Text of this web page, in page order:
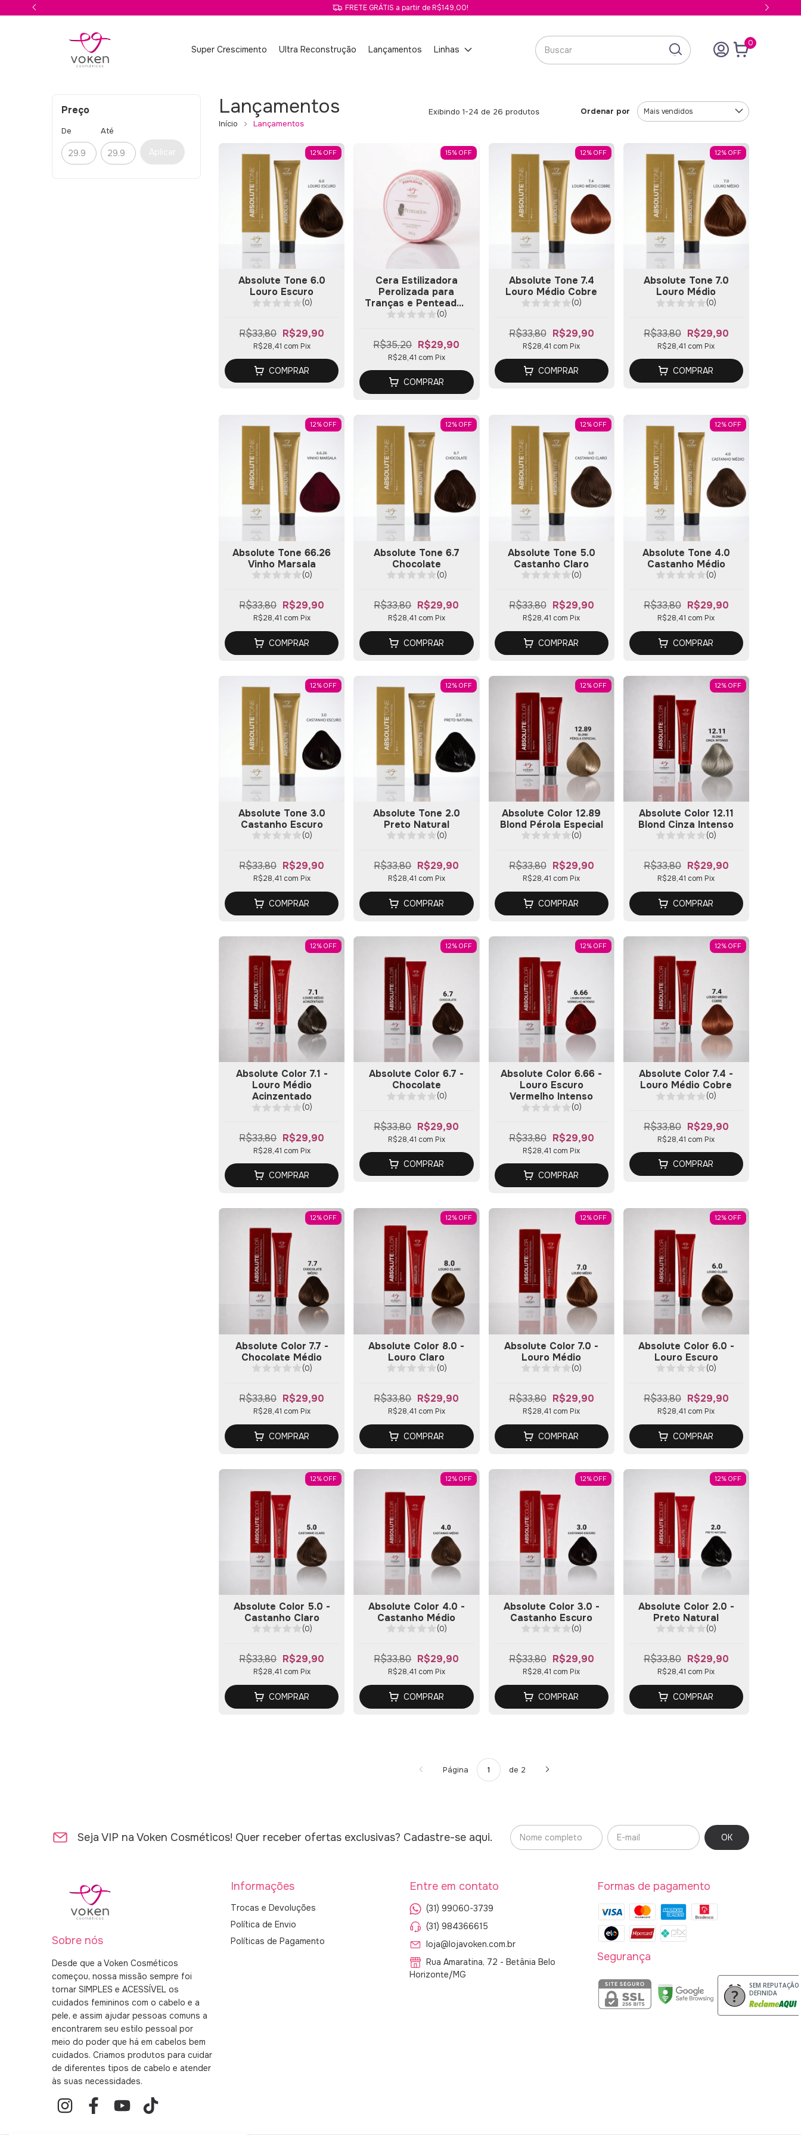
FRETE GRÁTIS a partir de R$149,00!
Super Crescimento Ultra Reconstrução Lançamentos Linhas
0
Preço
De Até
Aplicar
Lançamentos
Início Lançamentos
Exibindo 1-24 de 26 produtos Ordenar por
12%OFF
Absolute Tone 6.0
Louro Escuro
(0)
R$33,80 R$29,90
R$28,41 com Pix
COMPRAR
15% OFF
Cera Estilizadora
Perolizada para
Tranças e Penteados
150g
(0)
R$35,20 R$29,90
R$28,41 com Pix
COMPRAR
12% OFF
Absolute Tone 7.4
Louro Médio Cobre
(0)
R$33,80 R$29,90
R$28,41 com Pix
COMPRAR
12% OFF
Absolute Tone 7.0
Louro Médio
(0)
R$33,80 R$29,90
R$28,41 com Pix
COMPRAR
12%OFF
Absolute Tone 66.26
Vinho Marsala
(0)
R$33,80 R$29,90
R$28,41 com Pix
COMPRAR
12% OFF
Absolute Tone 6.7
Chocolate
(0)
R$33,80 R$29,90
R$28,41 com Pix
COMPRAR
12% OFF
Absolute Tone 5.0
Castanho Claro
(0)
R$33,80 R$29,90
R$28,41 com Pix
COMPRAR
12% OFF
Absolute Tone 4.0
Castanho Médio
(0)
R$33,80 R$29,90
R$28,41 com Pix
COMPRAR
12%OFF
Absolute Tone 3.0
Castanho Escuro
(0)
R$33,80 R$29,90
R$28,41 com Pix
COMPRAR
12% OFF
Absolute Tone 2.0
Preto Natural
(0)
R$33,80 R$29,90
R$28,41 com Pix
COMPRAR
12% OFF
Absolute Color 12.89
Blond Pérola Especial
(0)
R$33,80 R$29,90
R$28,41 com Pix
COMPRAR
12% OFF
Absolute Color 12.11
Blond Cinza Intenso
(0)
R$33,80 R$29,90
R$28,41 com Pix
COMPRAR
12%OFF
Absolute Color 7.1 -
Louro Médio
Acinzentado
(0)
R$33,80 R$29,90
R$28,41 com Pix
COMPRAR
12% OFF
Absolute Color 6.7 -
Chocolate
(0)
R$33,80 R$29,90
R$28,41 com Pix
COMPRAR
12% OFF
Absolute Color 6.66 -
Louro Escuro
Vermelho Intenso
(0)
R$33,80 R$29,90
R$28,41 com Pix
COMPRAR
12% OFF
Absolute Color 7.4 -
Louro Médio Cobre
(0)
R$33,80 R$29,90
R$28,41 com Pix
COMPRAR
12%OFF
Absolute Color 7.7 -
Chocolate Médio
(0)
R$33,80 R$29,90
R$28,41 com Pix
COMPRAR
12% OFF
Absolute Color 8.0 -
Louro Claro
(0)
R$33,80 R$29,90
R$28,41 com Pix
COMPRAR
12% OFF
Absolute Color 7.0 -
Louro Médio
(0)
R$33,80 R$29,90
R$28,41 com Pix
COMPRAR
12% OFF
Absolute Color 6.0 -
Louro Escuro
(0)
R$33,80 R$29,90
R$28,41 com Pix
COMPRAR
12%OFF
Absolute Color 5.0 -
Castanho Claro
(0)
R$33,80 R$29,90
R$28,41 com Pix
COMPRAR
12% OFF
Absolute Color 4.0 -
Castanho Médio
(0)
R$33,80 R$29,90
R$28,41 com Pix
COMPRAR
12% OFF
Absolute Color 3.0 -
Castanho Escuro
(0)
R$33,80 R$29,90
R$28,41 com Pix
COMPRAR
12% OFF
Absolute Color 2.0 -
Preto Natural
(0)
R$33,80 R$29,90
R$28,41 com Pix
COMPRAR
Página de 2
Seja VIP na Voken Cosméticos! Quer receber ofertas exclusivas? Cadastre-se aqui.
Sobre nós
Desde que a Voken Cosméticos
começou, nossa missão sempre foi
tornar SIMPLES e ACESSÍVEL os
cuidados femininos com o cabelo e a
pele, e assim ajudar pessoas comuns a
encontrarem seu estilo pessoal por
meio do poder que há em cabelos bem
cuidados. Criamos produtos para cuidar
de diferentes tipos de cabelo e atender
às suas necessidades.
Informações
Trocas e Devoluções
Política de Envio
Políticas de Pagamento
Entre em contato
(31) 99060-3739
(31) 984366615
loja@lojavoken.com.br
Rua Amaratina, 72 - Betânia Belo
Horizonte/MG
Formas de pagamento
Segurança
SEM REPUTAÇÃO
DEFINIDA